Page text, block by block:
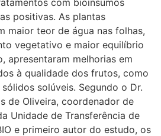
positivas. As plantas
maior teor de água nas folhas,
vegetativo e maior equilíbrio
apresentaram melhorias em
à qualidade dos frutos, como
solúveis. Segundo o Dr.
de Oliveira, coordenador de
Unidade de Transferência de
e primeiro autor do estudo, os